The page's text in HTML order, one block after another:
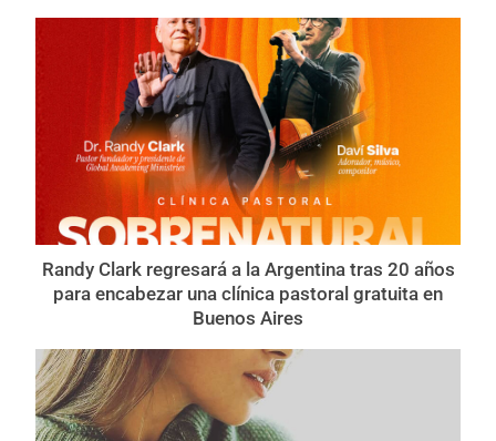
Randy Clark regresará a la Argentina tras 20 años
para encabezar una clínica pastoral gratuita en
Buenos Aires